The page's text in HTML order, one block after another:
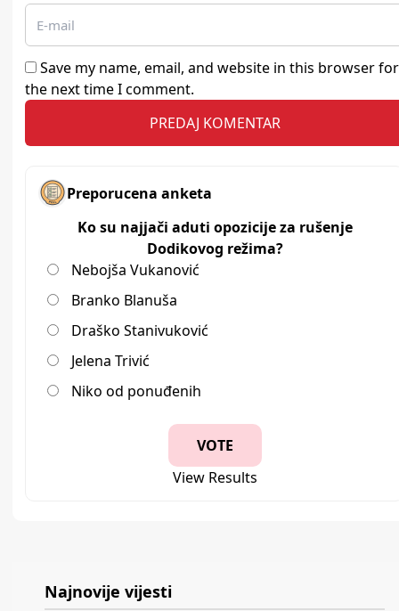
Save my name, email, and website in this browser for
the next time I comment.
Preporucena anketa
Ko su najjači aduti opozicije za rušenje
Dodikovog režima?
Nebojša Vukanović
Branko Blanuša
Draško Stanivuković
Jelena Trivić
Niko od ponuđenih
View Results
Najnovije vijesti